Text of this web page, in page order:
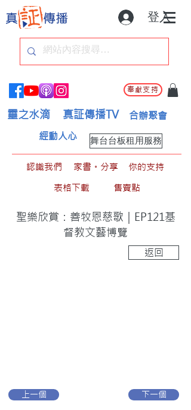
登入
奉獻支持
靈之水滴 真証傳播TV 合辦聚會
舞台台板租用服務
經動人心
認識我們 家書。分享
你的支持
表格下載
售賣點
聖樂欣賞：善牧恩慈歌｜EP121基
督教文藝博覽
返回
上一個 下一個